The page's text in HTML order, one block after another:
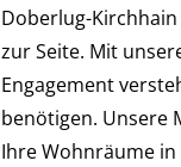
Doberlug-
zur Seite. Mit
Engagement
benötigen. Unsere
Ihre Wohnräume